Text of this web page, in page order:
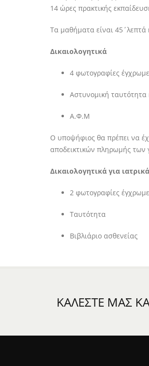
14 ώρες πρακτικής
Τα μαθήματα είναι
Δικαιολογητικά
4 φωτογραφίες
Αστυνομική ταυτότητα
Α.Φ.Μ
Ο υποψήφιος θα πρέπει να
αποδεικτικών πληρωμής των
Δικαιολογητικά για ιατρικά
2 φωτογραφίες
Ταυτότητα
Βιβλιάριο ασθενείας
ΚΑΛΕΣΤΕ ΜΑΣ